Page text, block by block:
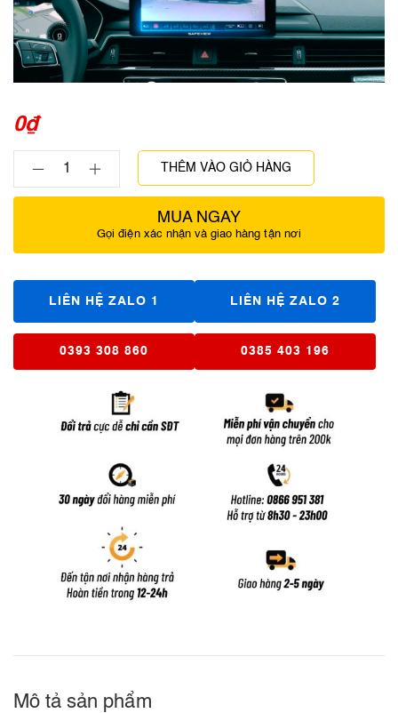
0₫
THÊM VÀO GIỎ HÀNG
MUA NGAY
Gọi điện xác nhận và giao hàng tận nơi
LIÊN HỆ ZALO 1 LIÊN HỆ ZALO 2
0393 308 860 0385 403 196
Mô tả sản phẩm